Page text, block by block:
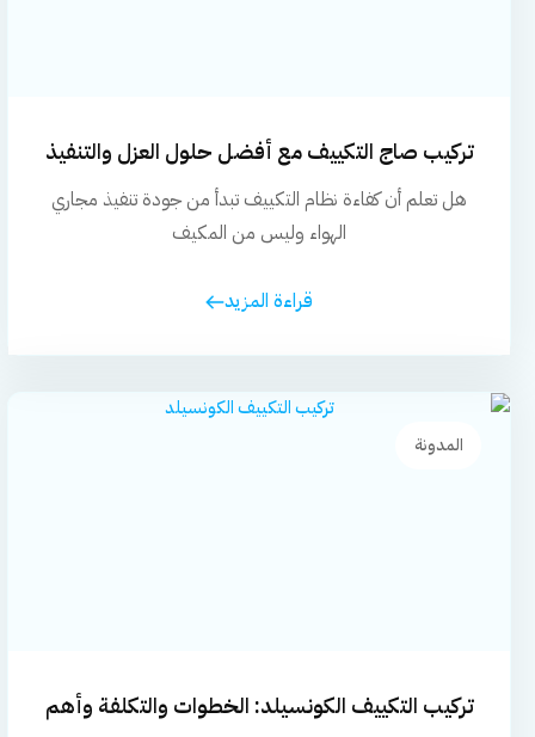
تركيب صاج التكييف مع أفضل حلول العزل والتنفيذ
هل تعلم أن كفاءة نظام التكييف تبدأ من جودة تنفيذ مجاري
الهواء وليس من المكيف
قراءة المزيد
المدونة
تركيب التكييف الكونسيلد: الخطوات والتكلفة وأهم